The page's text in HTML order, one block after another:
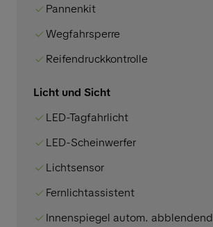
Pannenkit
Wegfahrsperre
Reifendruckkontrolle
Licht und Sicht
LED-Tagfahrlicht
LED-Scheinwerfer
Lichtsensor
Fernlichtassistent
Innenspiegel autom. abblendend